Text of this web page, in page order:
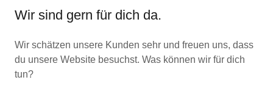
Wir sind gern für dich da.
Wir schätzen unsere Kunden sehr und freuen uns, dass
du unsere Website besuchst. Was können wir für dich
tun?